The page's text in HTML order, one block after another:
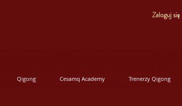
Zaloguj się
Qigong Cesamq Academy Trenerzy Qigong